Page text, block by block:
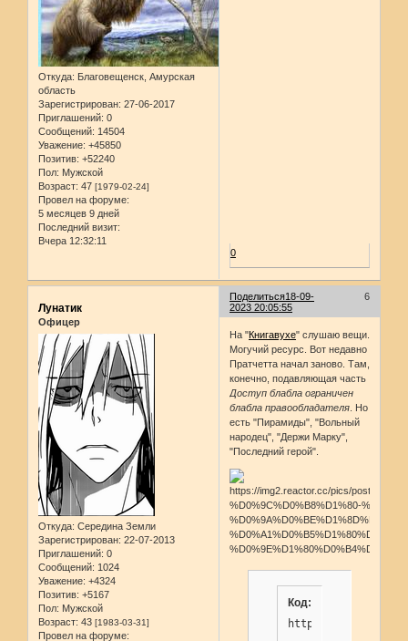
Откуда: Благовещенск, Амурская
область
Зарегистрирован: 27-06-2017
Приглашений: 0
Сообщений: 14504
Уважение: +45850
Позитив: +52240
Пол: Мужской
Возраст: 47 [1979-02-24]
Провел на форуме:
5 месяцев 9 дней
Последний визит:
Вчера 12:32:11
0
Поделиться 6
18-09-
2023 20:05:55
Лунатик
Офицер
Откуда: Середина Земли
Зарегистрирован: 22-07-2013
Приглашений: 0
Сообщений: 1024
Уважение: +4324
Позитив: +5167
Пол: Мужской
Возраст: 43 [1983-03-31]
Провел на форуме:
На "Книгавухе" слушаю вещи.
Могучий ресурс. Вот недавно
Пратчетта начал заново. Там,
конечно, подавляющая часть
Доступ блабла ограничен
блабла правообладателя . Но
есть "Пирамиды", "Вольный
народец", "Держи Марку",
"Последний герой".
Код:
https://